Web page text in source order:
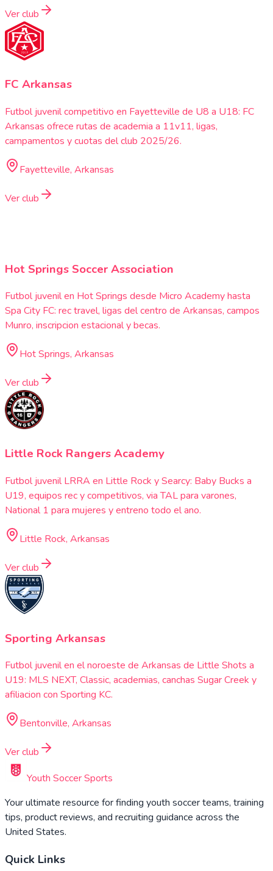
Ver club
FC Arkansas
Futbol juvenil competitivo en Fayetteville de U8 a U18: FC
Arkansas ofrece rutas de academia a 11v11, ligas,
campamentos y cuotas del club 2025/26.
Fayetteville, Arkansas
Ver club
Hot Springs Soccer Association
Futbol juvenil en Hot Springs desde Micro Academy hasta
Spa City FC: rec travel, ligas del centro de Arkansas, campos
Munro, inscripcion estacional y becas.
Hot Springs, Arkansas
Ver club
Little Rock Rangers Academy
Futbol juvenil LRRA en Little Rock y Searcy: Baby Bucks a
U19, equipos rec y competitivos, via TAL para varones,
National 1 para mujeres y entreno todo el ano.
Little Rock, Arkansas
Ver club
Sporting Arkansas
Futbol juvenil en el noroeste de Arkansas de Little Shots a
U19: MLS NEXT, Classic, academias, canchas Sugar Creek y
afiliacion con Sporting KC.
Bentonville, Arkansas
Ver club
Youth Soccer Sports
Your ultimate resource for finding youth soccer teams, training
tips, product reviews, and recruiting guidance across the
United States.
Quick Links